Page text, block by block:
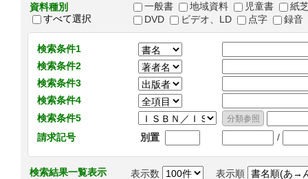
資料種別
すべて選択
一般書 地域資料 児童書
紙
DVD
ビデオ、LD 点字 録音
検索条件1
検索条件2
検索条件3
検索条件4
検索条件5
請求記号
別置 /
検索結果一覧表示 表示数 表示順